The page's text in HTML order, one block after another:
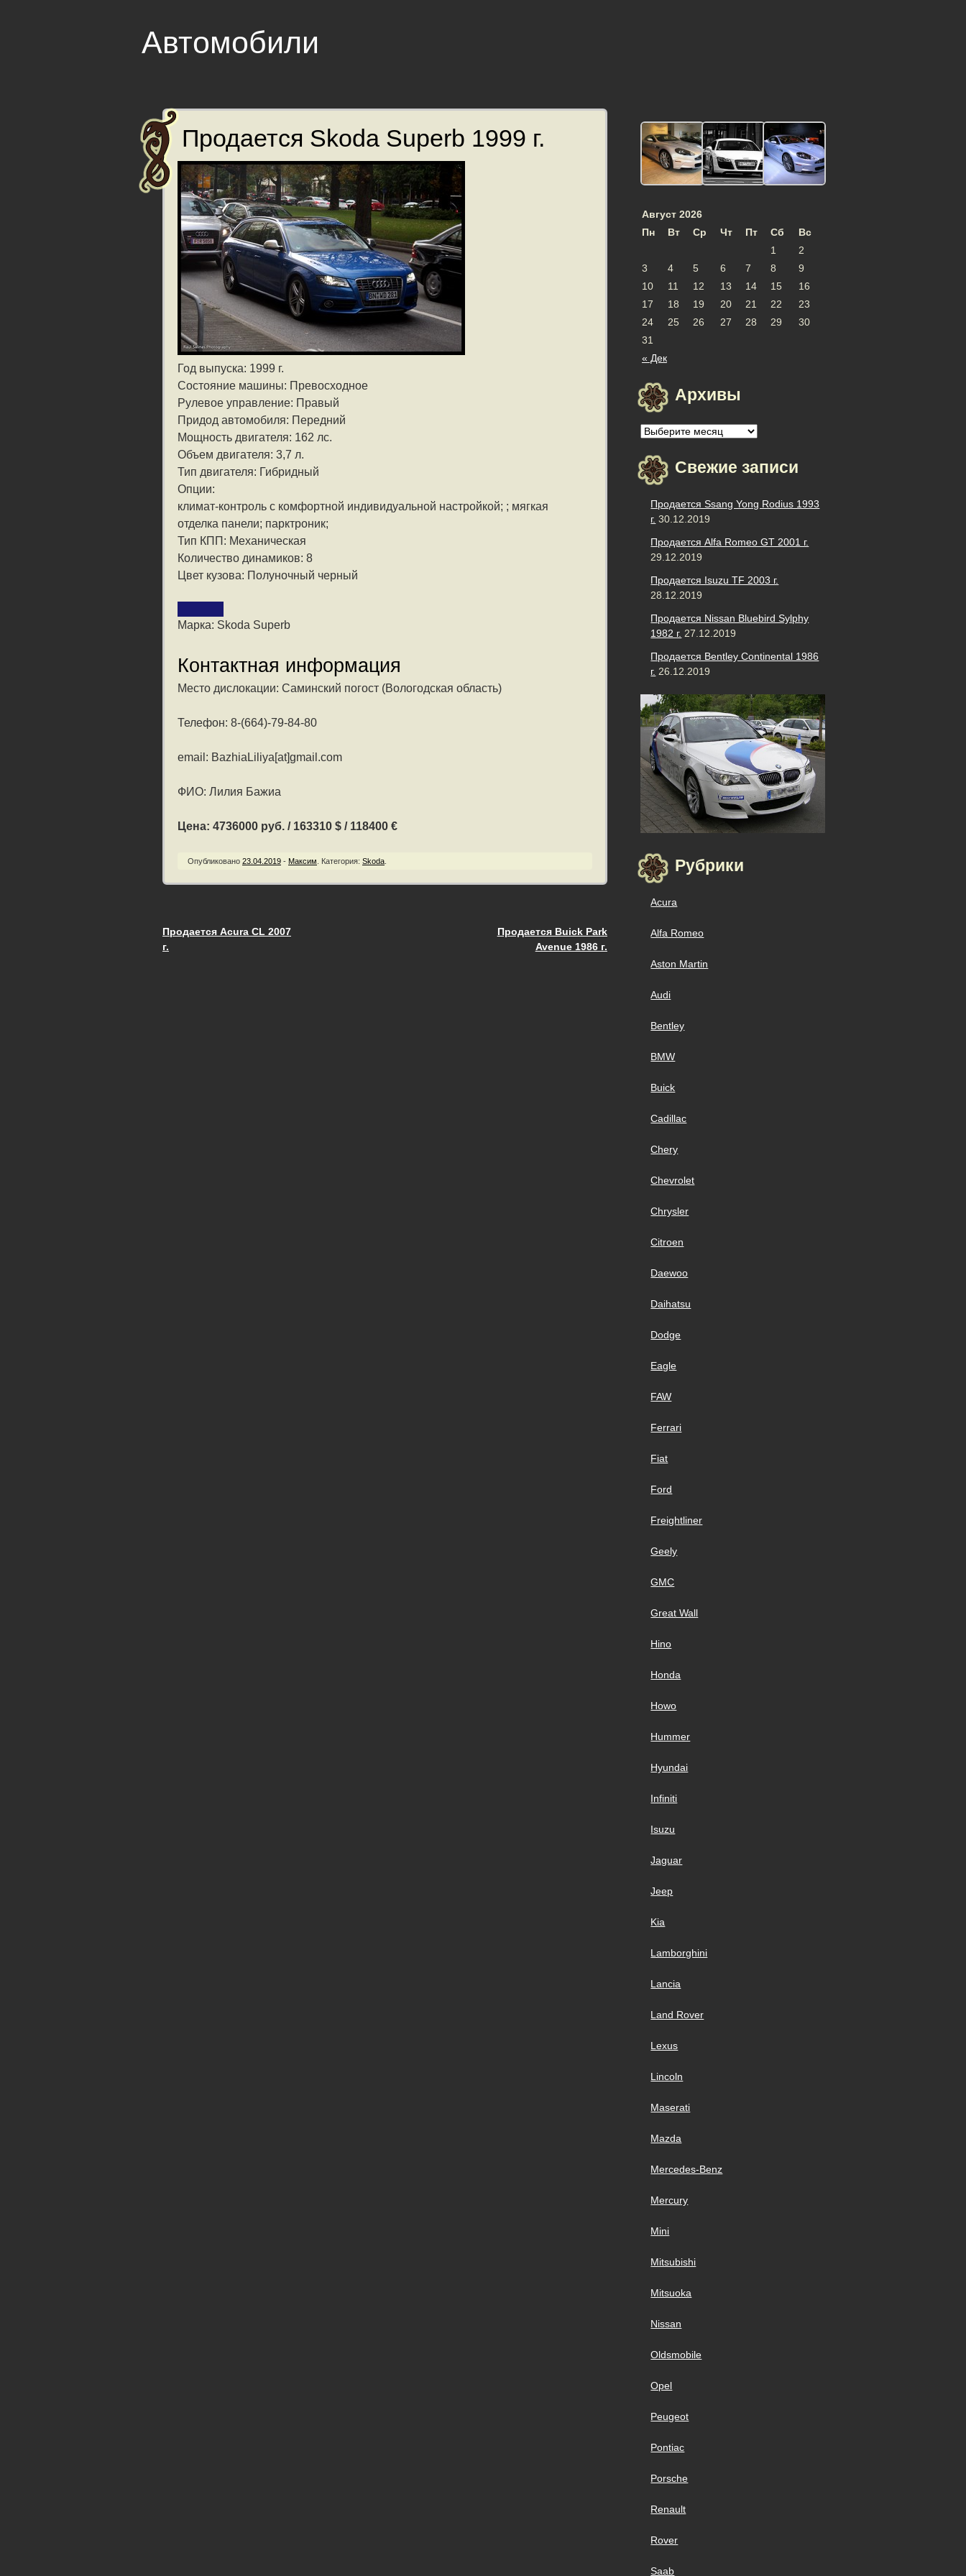
Автомобили
Продается Skoda Superb 1999 г.
Год выпуска: 1999 г.
Состояние машины: Превосходное
Рулевое управление: Правый
Придод автомобиля: Передний
Мощность двигателя: 162 лс.
Объем двигателя: 3,7 л.
Тип двигателя: Гибридный
Опции:
климат-контроль с комфортной индивидуальной настройкой; ; мягкая
отделка панели; парктроник;
Тип КПП: Механическая
Количество динамиков: 8
Цвет кузова: Полуночный черный
Марка: Skoda Superb
Контактная информация
Место дислокации: Саминский погост (Вологодская область)
Телефон: 8-(664)-79-84-80
email: BazhiaLiliya[at]gmail.com
ФИО: Лилия Бажиа
Цена: 4736000 руб. / 163310 $ / 118400 €
Опубликовано 23.04.2019 - Максим Категория: Skoda
Запись навигация
Продается Acura CL 2007
г.
Продается Buick Park
Avenue 1986 г.
Август 2026
Пн
Вт Ср Чт Пт Сб Вс
« Дек
1
2
3
4 5 6 7 8
9
10
11 12 13 14 15
16
17
18 19 20 21 22
23
24
25 26 27 28 29
30
31
Архивы
Архивы
Свежие записи
Продается Ssang Yong Rodius 1993
г. 30.12.2019
Продается Alfa Romeo GT 2001 г.
29.12.2019
Продается Isuzu TF 2003 г.
28.12.2019
Продается Nissan Bluebird Sylphy
1982 г. 27.12.2019
Продается Bentley Continental 1986
г. 26.12.2019
Рубрики
Acura
Alfa Romeo
Aston Martin
Audi
Bentley
BMW
Buick
Cadillac
Chery
Chevrolet
Chrysler
Citroen
Daewoo
Daihatsu
Dodge
Eagle
FAW
Ferrari
Fiat
Ford
Freightliner
Geely
GMC
Great Wall
Hino
Honda
Howo
Hummer
Hyundai
Infiniti
Isuzu
Jaguar
Jeep
Kia
Lamborghini
Lancia
Land Rover
Lexus
Lincoln
Maserati
Mazda
Mercedes-Benz
Mercury
Mini
Mitsubishi
Mitsuoka
Nissan
Oldsmobile
Opel
Peugeot
Pontiac
Porsche
Renault
Rover
Saab